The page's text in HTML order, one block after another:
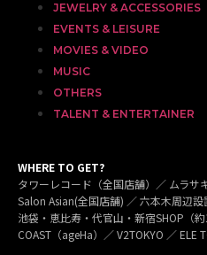
JEWELRY & ACCESSORIES
EVENTS & LEISURE
MOVIES & VIDEO
MUSIC
OTHERS
TALENT & ENTERTAINER
WHERE TO GET?
タワーレコード（全国店舗）／ ムラサ
Salon Asian(全国店舗) ／ 六本木周辺
池袋・恵比寿・代官山・新宿SHOP（
COAST（ageHa）／ V2TOKYO ／ ELE